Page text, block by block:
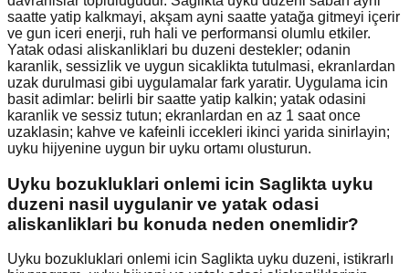
saatte yatip kalkmayi, akşam ayni saatte yatağa gitmeyi içerir
ve gun iceri enerji, ruh hali ve performansi olumlu etkiler.
Yatak odasi aliskanliklari bu duzeni destekler; odanin
karanlik, sessizlik ve uygun sicaklikta tutulmasi, ekranlardan
uzak durulmasi gibi uygulamalar fark yaratir. Uygulama icin
basit adimlar: belirli bir saatte yatip kalkin; yatak odasini
karanlik ve sessiz tutun; ekranlardan en az 1 saat once
uzaklasin; kahve ve kafeinli iccekleri ikinci yarida sinirlayin;
uyku hijyenine uygun bir uyku ortamı olusturun.
Uyku bozukluklari onlemi icin Saglikta uyku
duzeni nasil uygulanir ve yatak odasi
aliskanliklari bu konuda neden onemlidir?
Uyku bozukluklari onlemi icin Saglikta uyku duzeni, istikrarlı